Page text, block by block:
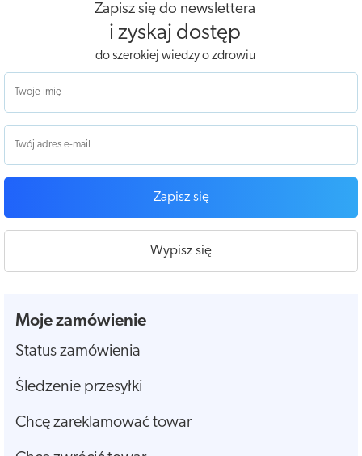
Zapisz się do newslettera
i zyskaj dostęp
do szerokiej wiedzy o zdrowiu
Zapisz się
Wypisz się
Moje zamówienie
Status zamówienia
Śledzenie przesyłki
Chcę zareklamować towar